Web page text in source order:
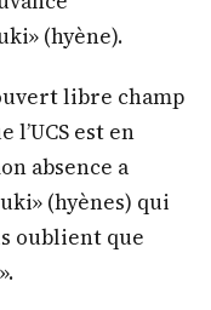
(hyène).
libre champ
est en
absence a
(hyènes) qui
oublient que